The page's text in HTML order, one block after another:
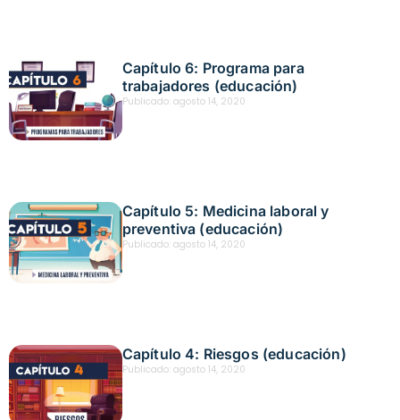
Capítulo 6: Programa para
trabajadores (educación)
Publicado: agosto 14, 2020
Capítulo 5: Medicina laboral y
preventiva (educación)
Publicado: agosto 14, 2020
Capítulo 4: Riesgos (educación)
Publicado: agosto 14, 2020